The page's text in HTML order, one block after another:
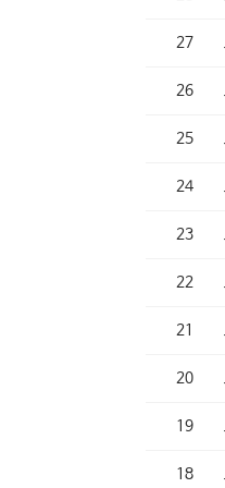
27
26
25
24
23
22
21
20
19
18